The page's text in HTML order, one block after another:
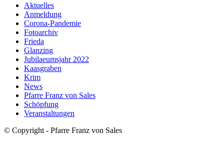
Aktuelles
Anmeldung
Corona-Pandemie
Fotoarchiv
Frieda
Glanzing
Jubilaeumsjahr 2022
Kaasgraben
Krim
News
Pfarre Franz von Sales
Schöpfung
Veranstaltungen
© Copyright - Pfarre Franz von Sales